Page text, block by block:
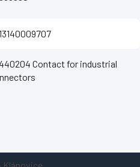
Contact for industrial